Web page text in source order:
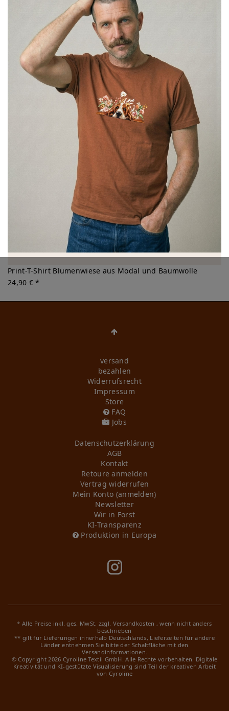
Print-T-Shirt Blumenwiese aus Modal und Baumwolle
24,90 € *
versand
bezahlen
Widerrufs­recht
Impressum
Store
FAQ
Jobs
Daten­schutz­erklärung
AGB
Kontakt
Retoure anmelden
Vertrag widerrufen
Mein Konto (anmelden)
Newsletter
Wir in Forst
KI-Transparenz
Produktion in Europa
* Alle Preise inkl. ges. MwSt. zzgl. Versandkosten , wenn nicht anders
beschrieben
** gilt für Lieferungen innerhalb Deutschlands, Lieferzeiten für andere
Länder entnehmen Sie bitte der Schaltfläche mit den
Versandinformationen.
© Copyright 2026 Cyroline Textil GmbH. Alle Rechte vorbehalten. Digitale
Kreativität und KI-gestützte Visualisierung sind Teil der kreativen Arbeit
von Cyroline